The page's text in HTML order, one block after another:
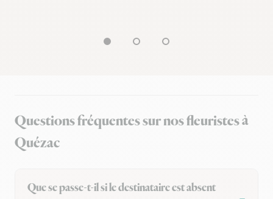
Questions fréquentes sur nos fleuristes à
Quézac
Que se passe-t-il si le destinataire est absent